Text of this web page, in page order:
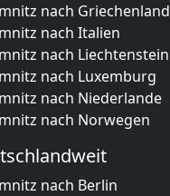
nach Griechenland
nach Italien
nach Liechtenstein
nach Luxemburg
nach Niederlande
nach Norwegen
nach Berlin